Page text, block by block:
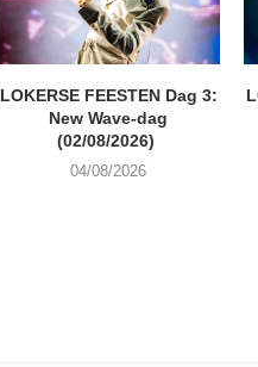
LOKERSE FEESTEN Dag 3:
New Wave-dag
(02/08/2026)
04/08/2026